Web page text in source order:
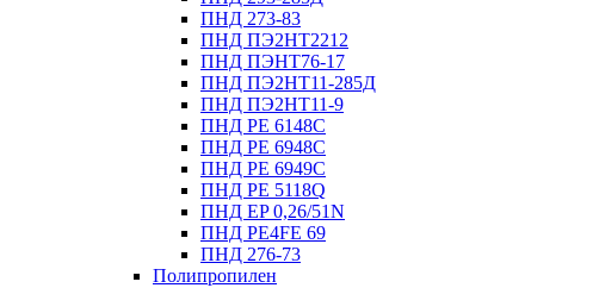
ПНД 273-83
ПНД ПЭ2НТ2212
ПНД ПЭНТ76-17
ПНД ПЭ2НТ11-285Д
ПНД ПЭ2НТ11-9
ПНД PE 6148C
ПНД PE 6948C
ПНД PE 6949C
ПНД PE 5118Q
ПНД EP 0,26/51N
ПНД PE4FE 69
ПНД 276-73
Полипропилен